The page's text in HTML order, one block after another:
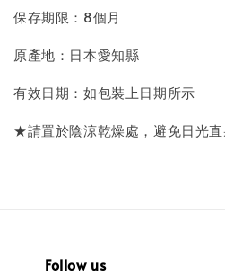
保存期限：8個月
原產地：日本愛知縣
有效日期：如包裝上日期所示
★請置於陰涼乾燥處，避免日光直
Follow us